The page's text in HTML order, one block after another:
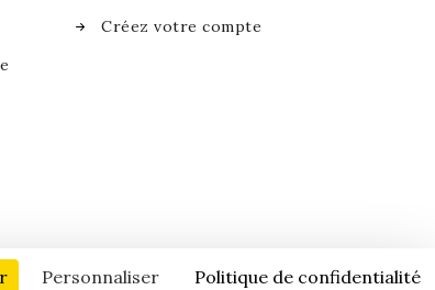
Créez votre compte
Personnaliser Politique de confidentialité